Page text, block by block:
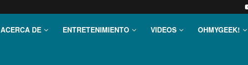
ACERCA DE ENTRETENIMIENTO VIDEOS OHMYGEEK!